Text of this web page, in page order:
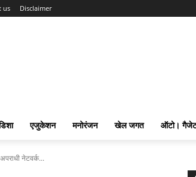
us Disclaimer
एजुकेशन मनोरंजन खेल जगत ऑटो।
नेटवर्क...